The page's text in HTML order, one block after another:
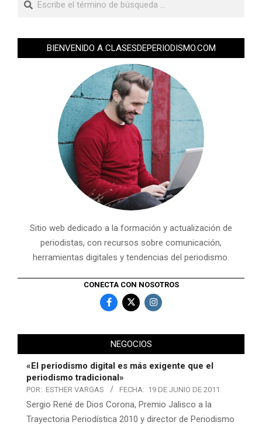
BIENVENIDO A CLASESDEPERIODISMO.COM
Sitio web dedicado a la formación y actualización de
periodistas, con recursos sobre comunicación,
herramientas digitales y tendencias del periodismo.
CONECTA CON NOSOTROS
NEGOCIOS
«El periodismo digital es más exigente que el
periodismo tradicional»
POR: ESTHER VARGAS FECHA: 19 DE JUNIO DE 2011
Sergio René de Dios Corona, Premio Jalisco a la
Trayectoria Periodística 2010 y director de Periodismo